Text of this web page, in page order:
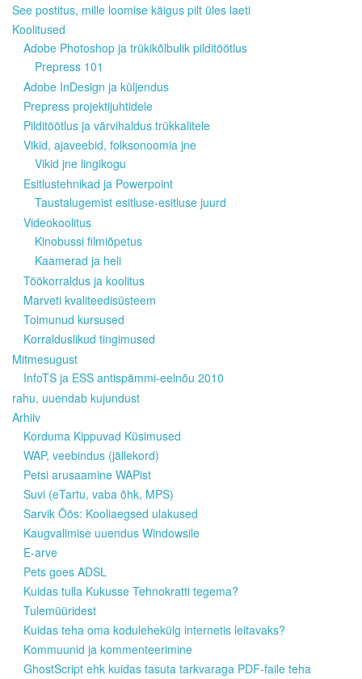
See postitus, mille loomise käigus pilt üles laeti
Koolitused
Adobe Photoshop ja trükikõlbulik pilditöötlus
Prepress 101
Adobe InDesign ja küljendus
Prepress projektijuhtidele
Pilditöötlus ja värvihaldus trükkalitele
Vikid, ajaveebid, folksonoomia jne
Vikid jne lingikogu
Esitlustehnikad ja Powerpoint
Taustalugemist esitluse-esitluse juurd
Videokoolitus
Kinobussi filmiõpetus
Kaamerad ja heli
Töökorraldus ja koolitus
Marveti kvaliteedisüsteem
Toimunud kursused
Korralduslikud tingimused
Mitmesugust
InfoTS ja ESS antispämmi-eelnõu 2010
rahu, uuendab kujundust
Arhiiv
Korduma Kippuvad Küsimused
WAP, veebindus (jällekord)
Petsi arusaamine WAPist
Suvi (eTartu, vaba õhk, MPS)
Sarvik Öös: Kooliaegsed ulakused
Kaugvalimise uuendus Windowsile
E-arve
Pets goes ADSL
Kuidas tulla Kukusse Tehnokratti tegema?
Tulemüüridest
Kuidas teha oma kodulehekülg internetis leitavaks?
Kommuunid ja kommenteerimine
GhostScript ehk kuidas tasuta tarkvaraga PDF-faile teha